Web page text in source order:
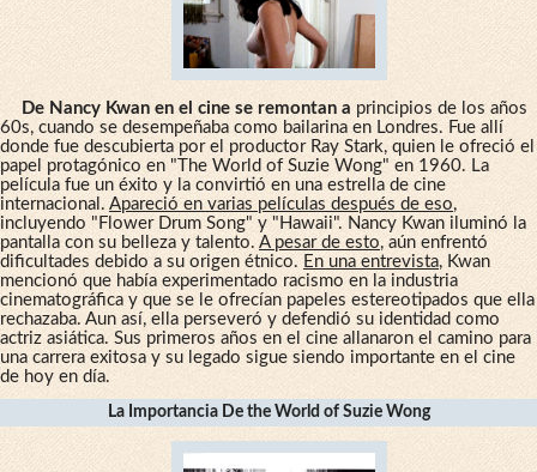
De Nancy Kwan en el cine se remontan a principios de los años
60s, cuando se desempeñaba como bailarina en Londres. Fue allí
donde fue descubierta por el productor Ray Stark, quien le ofreció el
papel protagónico en "The World of Suzie Wong" en 1960. La
película fue un éxito y la convirtió en una estrella de cine
internacional. Apareció en varias películas después de eso,
incluyendo "Flower Drum Song" y "Hawaii". Nancy Kwan iluminó la
pantalla con su belleza y talento. A pesar de esto, aún enfrentó
dificultades debido a su origen étnico. En una entrevista, Kwan
mencionó que había experimentado racismo en la industria
cinematográfica y que se le ofrecían papeles estereotipados que ella
rechazaba. Aun así, ella perseveró y defendió su identidad como
actriz asiática. Sus primeros años en el cine allanaron el camino para
una carrera exitosa y su legado sigue siendo importante en el cine
de hoy en día.
La Importancia De the World of Suzie Wong